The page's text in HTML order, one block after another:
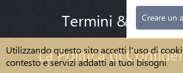
Utilizzando questo sito accetti l'uso di
contesto e servizi addatti ai tuoi bisogni
Termini &
La Politica di
Creare un